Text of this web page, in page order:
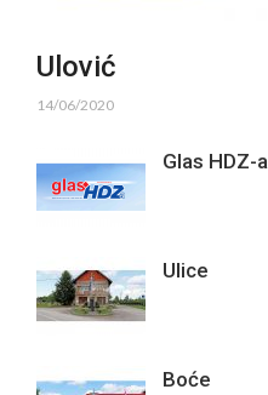
Ulović
14/06/2020
Glas HDZ-a
Ulice
Boće